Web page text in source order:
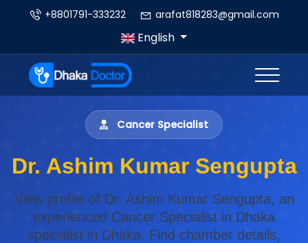
+8801791-333232 arafat818283@gmail.com
English
Cancer Specialist
Dr. Ashim Kumar Sengupta
View profile of Dr. Ashim Kumar Sengupta, an
experienced Cancer Specialist in Dhaka
specialist in Dhaka. Find chamber details,